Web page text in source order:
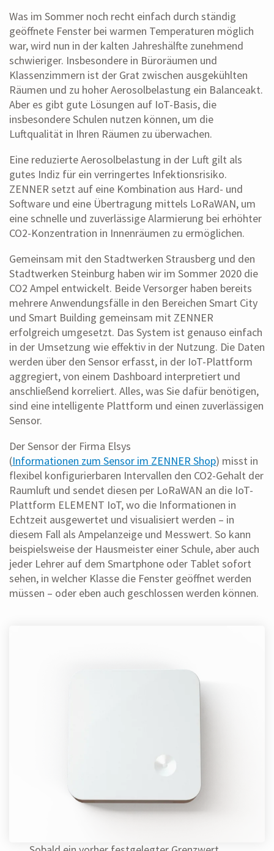
Was im Sommer noch recht einfach durch ständig
geöffnete Fenster bei warmen Temperaturen möglich
war, wird nun in der kalten Jahreshälfte zunehmend
schwieriger. Insbesondere in Büroräumen und
Klassenzimmern ist der Grat zwischen ausgekühlten
Räumen und zu hoher Aerosolbelastung ein Balanceakt.
Aber es gibt gute Lösungen auf IoT-Basis, die
insbesondere Schulen nutzen können, um die
Luftqualität in Ihren Räumen zu überwachen.
Eine reduzierte Aerosolbelastung in der Luft gilt als
gutes Indiz für ein verringertes Infektionsrisiko.
ZENNER setzt auf eine Kombination aus Hard- und
Software und eine Übertragung mittels LoRaWAN, um
eine schnelle und zuverlässige Alarmierung bei erhöhter
CO2-Konzentration in Innenräumen zu ermöglichen.
Gemeinsam mit den Stadtwerken Strausberg und den
Stadtwerken Steinburg haben wir im Sommer 2020 die
CO2 Ampel entwickelt. Beide Versorger haben bereits
mehrere Anwendungsfälle in den Bereichen Smart City
und Smart Building gemeinsam mit ZENNER
erfolgreich umgesetzt. Das System ist genauso einfach
in der Umsetzung wie effektiv in der Nutzung. Die Daten
werden über den Sensor erfasst, in der IoT-Plattform
aggregiert, von einem Dashboard interpretiert und
anschließend korreliert. Alles, was Sie dafür benötigen,
sind eine intelligente Plattform und einen zuverlässigen
Sensor.
Der Sensor der Firma Elsys
(Informationen zum Sensor im ZENNER Shop) misst in
flexibel konfigurierbaren Intervallen den CO2-Gehalt der
Raumluft und sendet diesen per LoRaWAN an die IoT-
Plattform ELEMENT IoT, wo die Informationen in
Echtzeit ausgewertet und visualisiert werden – in
diesem Fall als Ampelanzeige und Messwert. So kann
beispielsweise der Hausmeister einer Schule, aber auch
jeder Lehrer auf dem Smartphone oder Tablet sofort
sehen, in welcher Klasse die Fenster geöffnet werden
müssen – oder eben auch geschlossen werden können.